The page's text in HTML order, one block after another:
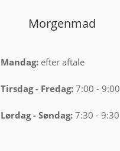
Morgenmad
Mandag: efter aftale
Tirsdag - Fredag: 7:00 - 9:00
Lørdag - Søndag: 7:30 - 9:30